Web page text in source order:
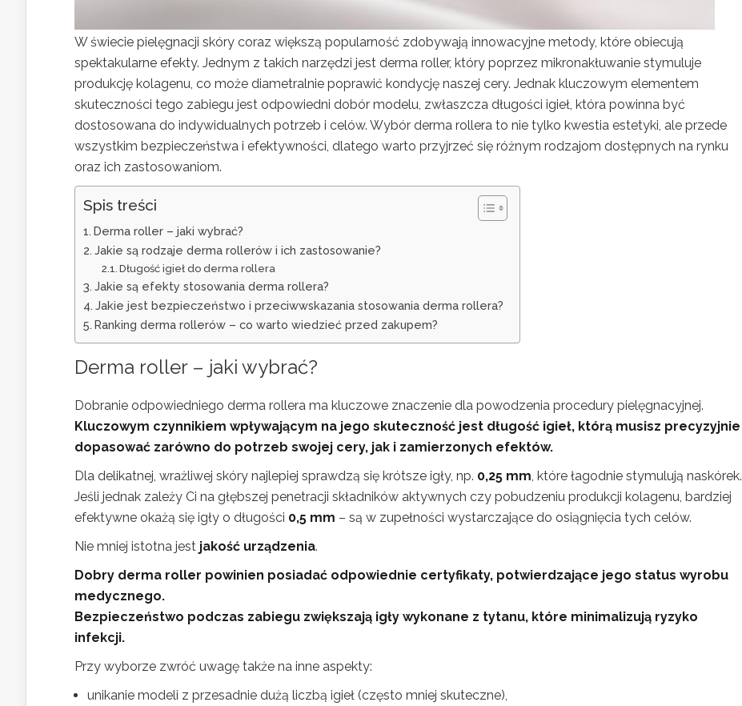
W świecie pielęgnacji skóry coraz większą popularność zdobywają innowacyjne metody, które obiecują
spektakularne efekty. Jednym z takich narzędzi jest derma roller, który poprzez mikronakłuwanie stymuluje
produkcję kolagenu, co może diametralnie poprawić kondycję naszej cery. Jednak kluczowym elementem
skuteczności tego zabiegu jest odpowiedni dobór modelu, zwłaszcza długości igieł, która powinna być
dostosowana do indywidualnych potrzeb i celów. Wybór derma rollera to nie tylko kwestia estetyki, ale przede
wszystkim bezpieczeństwa i efektywności, dlatego warto przyjrzeć się różnym rodzajom dostępnych na rynku
oraz ich zastosowaniom.
Spis treści
Derma roller – jaki wybrać?
Jakie są rodzaje derma rollerów i ich zastosowanie?
Długość igieł do derma rollera
Jakie są efekty stosowania derma rollera?
Jakie jest bezpieczeństwo i przeciwwskazania stosowania derma rollera?
Ranking derma rollerów – co warto wiedzieć przed zakupem?
Derma roller – jaki wybrać?
Dobranie odpowiedniego derma rollera ma kluczowe znaczenie dla powodzenia procedury pielęgnacyjnej.
Kluczowym czynnikiem wpływającym na jego skuteczność jest długość igieł, którą musisz precyzyjnie
dopasować zarówno do potrzeb swojej cery, jak i zamierzonych efektów.
Dla delikatnej, wrażliwej skóry najlepiej sprawdzą się krótsze igły, np. 0,25 mm, które łagodnie stymulują naskórek.
Jeśli jednak zależy Ci na głębszej penetracji składników aktywnych czy pobudzeniu produkcji kolagenu, bardziej
efektywne okażą się igły o długości 0,5 mm – są w zupełności wystarczające do osiągnięcia tych celów.
Nie mniej istotna jest jakość urządzenia.
Dobry derma roller powinien posiadać odpowiednie certyfikaty, potwierdzające jego status wyrobu
medycznego.
Bezpieczeństwo podczas zabiegu zwiększają igły wykonane z tytanu, które minimalizują ryzyko
infekcji.
Przy wyborze zwróć uwagę także na inne aspekty:
unikanie modeli z przesadnie dużą liczbą igieł (często mniej skuteczne),